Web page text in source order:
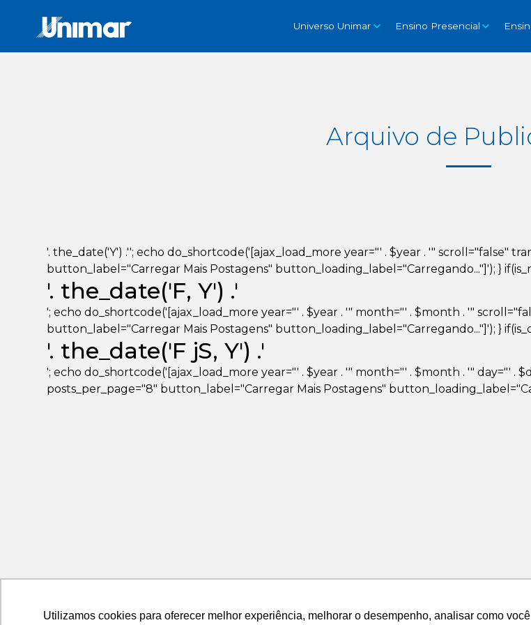
Utilizamos cookies para oferecer melhor experiência, melhorar o desempenho, analisar como
Universo Unimar Ensino Presencial
Arquivo de
'. the_date('Y') .''; echo do_shortcode('[ajax_load_more year="' . $year . '" scroll="false"
button_label="Carregar Mais Postagens" button_loading_label="Carregando..."]'); }
'. the_date('F, Y') .'
'; echo do_shortcode('[ajax_load_more year="' . $year . '" month="' . $month . '"
button_label="Carregar Mais Postagens" button_loading_label="Carregando..."]'); }
'. the_date('F jS, Y') .'
'; echo do_shortcode('[ajax_load_more year="' . $year . '" month="' . $month . '" day="' .
posts_per_page="8" button_label="Carregar Mais Postagens"